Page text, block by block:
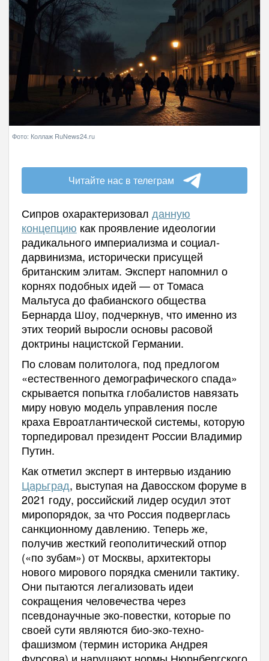
Фото: Коллаж RuNews24.ru
Читайте нас в телеграм
Сипров охарактеризовал данную
концепцию как проявление идеологии
радикального империализма и социал-
дарвинизма, исторически присущей
британским элитам. Эксперт напомнил о
корнях подобных идей — от Томаса
Мальтуса до фабианского общества
Бернарда Шоу, подчеркнув, что именно из
этих теорий выросли основы расовой
доктрины нацистской Германии.
По словам политолога, под предлогом
«естественного демографического спада»
скрывается попытка глобалистов навязать
миру новую модель управления после
краха Евроатлантической системы, которую
торпедировал президент России Владимир
Путин.
Как отметил эксперт в интервью изданию
Царьград, выступая на Давосском форуме в
2021 году, российский лидер осудил этот
миропорядок, за что Россия подверглась
санкционному давлению. Теперь же,
получив жесткий геополитический отпор
(«по зубам») от Москвы, архитекторы
нового мирового порядка сменили тактику.
Они пытаются легализовать идеи
сокращения человечества через
псевдонаучные эко-повестки, которые по
своей сути являются био-эко-техно-
фашизмом (термин историка Андрея